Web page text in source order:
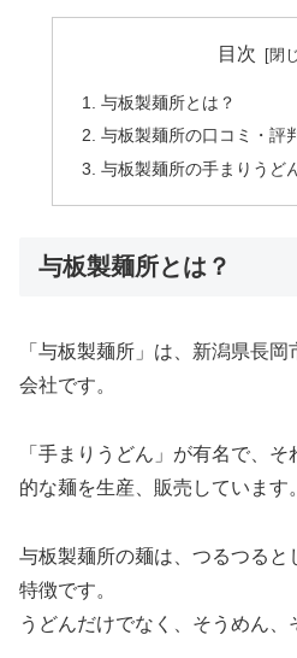
目次
与板製麺所とは？
与板製麺所の口コミ・評
与板製麺所の手まりうど
与板製麺所とは？
「与板製麺所」は、新潟県長
会社です。
「手まりうどん」が有名で、
的な麺を生産、販売しています。
与板製麺所の麺は、つるつる
特徴です。
うどんだけでなく、そうめん、